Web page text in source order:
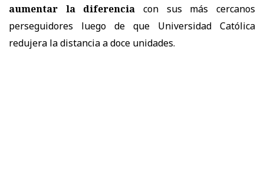
aumentar la diferencia con sus más cercanos
perseguidores luego de que Universidad Católica
redujera la distancia a doce unidades.